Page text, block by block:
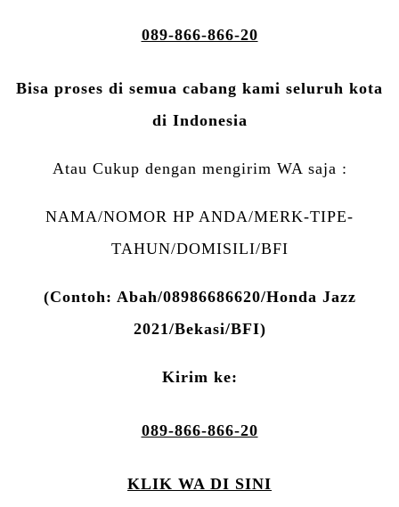
089-866-866-20
Bisa proses di semua cabang kami seluruh kota
di Indonesia
Atau Cukup dengan mengirim WA saja :
NAMA/NOMOR HP ANDA/MERK-TIPE-
TAHUN/DOMISILI/BFI
(Contoh: Abah/08986686620/Honda Jazz
2021/Bekasi/BFI)
Kirim ke:
089-866-866-20
KLIK WA DI SINI